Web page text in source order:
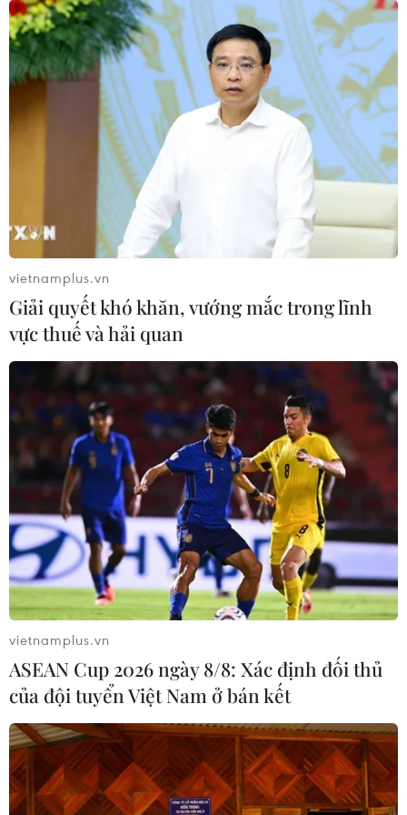
Nhận định Việt Nam vs Campuchia:
'Phù thủy Kim' sẽ xoay tua toan tính
đường dài?
06/08/2026 08:25
HLV Kim Sang-sik: 'Tuyển Việt Nam
hướng tới chiến thắng để giữ ngôi
đầu bảng'
06/08/2026 07:25
Chủ tịch Liên đoàn Bóng đá thế giới
chịu sức ép chưa từng có
06/08/2026 04:12
Futsal Việt Nam bất bại sau trận hòa
khó tin trước chủ nhà Thái Lan
06/08/2026 02:38
Toàn cảnh ASEAN Cup: Thái
Lan "thắng như chẻ tre", thách thức
tuyển Việt Nam
05/08/2026 07:15
Nhận định Philippines vs
Thái Lan: Madam Pang treo thưởng
tiền tỷ, "Voi chiến" quyết thắng
04/08/2026 09:19
vietnamplus.vn
Giải quyết khó khăn, vướng mắc trong lĩnh
vực thuế và hải quan
vietnamplus.vn
ASEAN Cup 2026 ngày 8/8: Xác định đối thủ
của đội tuyển Việt Nam ở bán kết